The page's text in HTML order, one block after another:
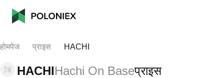
होमपेज प्राइस HACHI
HACHIHachi On Baseप्राइस